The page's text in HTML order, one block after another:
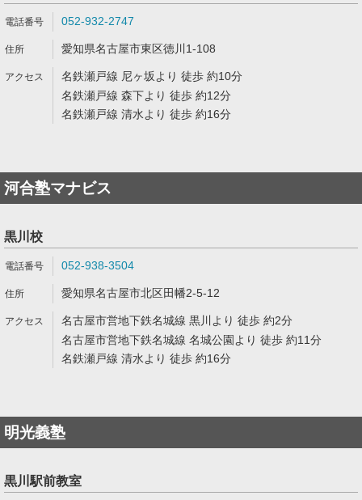
052-932-2747
愛知県名古屋市東区徳川1-108
名鉄瀬戸線 尼ヶ坂より 徒歩 約10分
名鉄瀬戸線 森下より 徒歩 約12分
名鉄瀬戸線 清水より 徒歩 約16分
河合塾マナビス
黒川校
052-938-3504
愛知県名古屋市北区田幡2-5-12
名古屋市営地下鉄名城線 黒川より 徒歩 約2分
名古屋市営地下鉄名城線 名城公園より 徒歩 約11分
名鉄瀬戸線 清水より 徒歩 約16分
明光義塾
黒川駅前教室